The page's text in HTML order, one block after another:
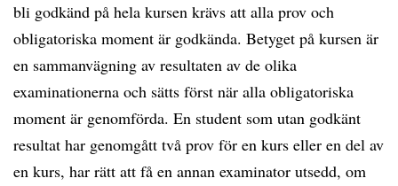
bli godkänd på hela kursen krävs att alla prov och
obligatoriska moment är godkända. Betyget på kursen är
en sammanvägning av resultaten av de olika
examinationerna och sätts först när alla obligatoriska
moment är genomförda. En student som utan godkänt
resultat har genomgått två prov för en kurs eller en del av
en kurs, har rätt att få en annan examinator utsedd, om